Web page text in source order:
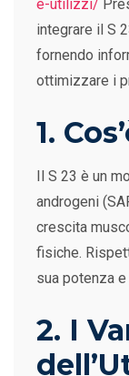
e-utilizzi/
integrare il S
fornendo
ottimizzare i
1.
Il S 23 è un
androgeni
crescita
fisiche.
sua potenza
2. I